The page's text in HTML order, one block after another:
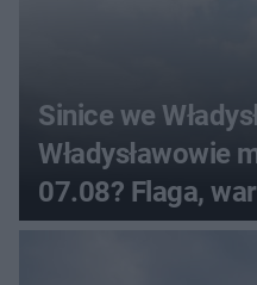
Sinice we
Władysławowie
07.08? Flaga,